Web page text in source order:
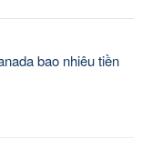
bao nhiêu tiền